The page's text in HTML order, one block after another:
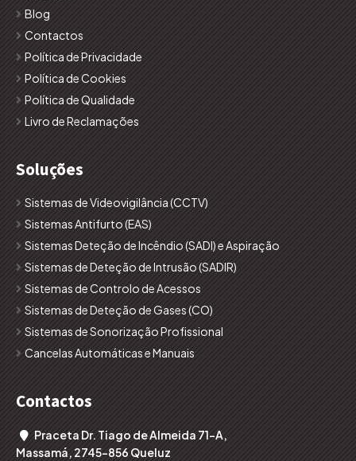
Blog
Contactos
Política de Privacidade
Política de Cookies
Política de Qualidade
Livro de Reclamações
Soluções
Sistemas de Videovigilância (CCTV)
Sistemas Antifurto (EAS)
Sistemas Deteção de Incêndio (SADI) e Aspiração
Sistemas de Deteção de Intrusão (SADIR)
Sistemas de Controlo de Acessos
Sistemas de Deteção de Gases (CO)
Sistemas de Sonorização Profissional
Cancelas Automáticas e Manuais
Contactos
 Praceta Dr. Tiago de Almeida 71-A,
Massamá, 2745-856 Queluz